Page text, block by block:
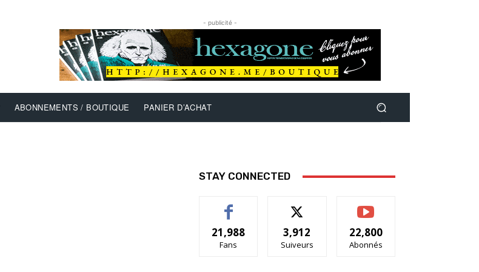
- publicité -
ABONNEMENTS / BOUTIQUE PANIER D’ACHAT
STAY CONNECTED
21,988
Fans
3,912
Suiveurs
22,800
Abonnés